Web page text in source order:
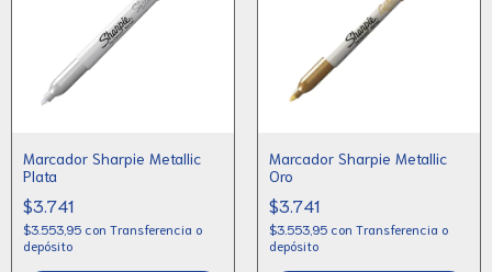
Marcador Sharpie Metallic
Plata
$3.741
$3.553,95 con Transferencia o
depósito
Marcador Sharpie Metallic
Oro
$3.741
$3.553,95 con Transferencia o
depósito